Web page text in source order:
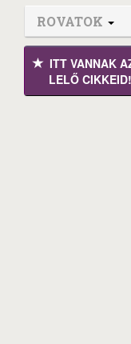
ROVATOK
ITT VANNAK
LELŐ CIKKEID!